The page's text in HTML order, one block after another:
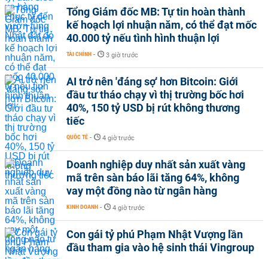
Tổng Giám đốc MB: Tự tin hoàn thành
kế hoạch lợi nhuận năm, có thể đạt mốc
40.000 tỷ nếu tình hình thuận lợi
TÀI CHÍNH - 3 giờ trước
AI trở nên 'đáng sợ' hơn Bitcoin: Giới
đầu tư tháo chạy vì thị trường bốc hơi
40%, 150 tỷ USD bị rút không thương
tiếc
QUỐC TẾ - 4 giờ trước
Doanh nghiệp duy nhất sản xuất vàng
mã trên sàn báo lãi tăng 64%, không
vay một đồng nào từ ngân hàng
KINH DOANH - 4 giờ trước
Con gái tỷ phú Phạm Nhật Vượng lần
đầu tham gia vào hệ sinh thái Vingroup